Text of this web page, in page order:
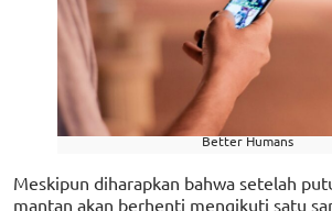
Better Humans
Meskipun diharapkan bahwa setelah
mantan akan berhenti mengikuti satu